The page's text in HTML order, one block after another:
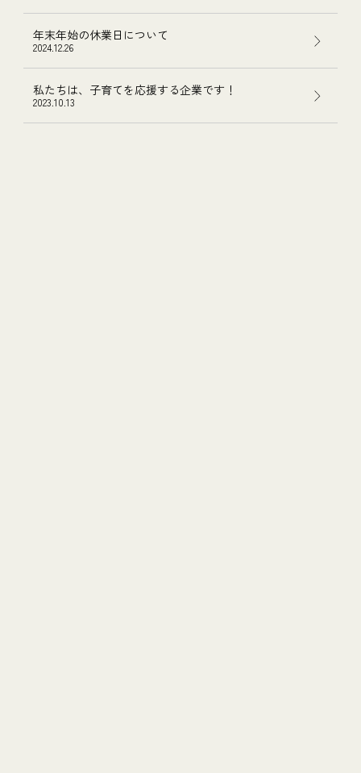
年末年始の休業日について
2024.12.26
私たちは、子育てを応援する企業です！
2023.10.13